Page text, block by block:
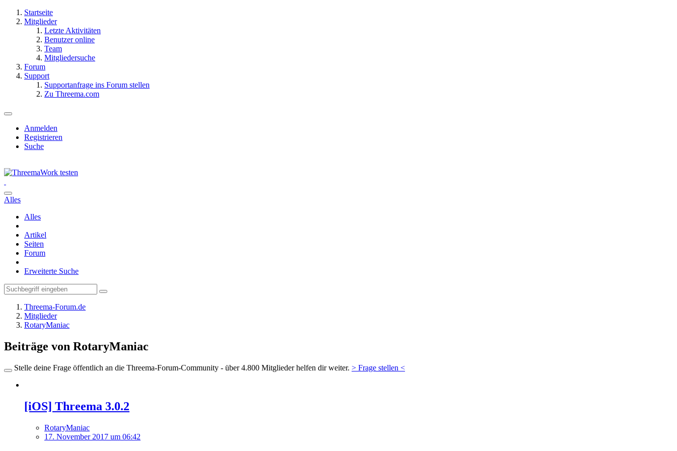
Startseite
Mitglieder
Letzte Aktivitäten
Benutzer online
Team
Mitgliedersuche
Forum
Support
Supportanfrage ins Forum stellen
Zu Threema.com
Anmelden
Registrieren
Suche
Alles
Alles
Artikel
Seiten
Forum
Erweiterte Suche
Threema-Forum.de
Mitglieder
RotaryManiac
Beiträge von RotaryManiac
Stelle deine Frage öffentlich an die Threema-Forum-Community - über 4.800 Mitglieder helfen dir weiter. > Frage stellen <
[iOS] Threema 3.0.2
RotaryManiac
17. November 2017 um 06:42